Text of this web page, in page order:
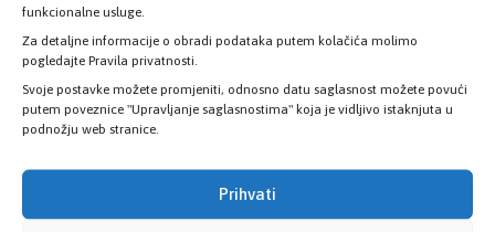
funkcionalne usluge.
Za detaljne informacije o obradi podataka putem kolačića molimo
pogledajte Pravila privatnosti.
Svoje postavke možete promjeniti, odnosno datu saglasnost možete povući
putem poveznice "Upravljanje saglasnostima" koja je vidljivo istaknjuta u
podnožju web stranice.
Prihvati
Provjerite status vaše elektronske
zdravstvene kartice
PROVJERITE STATUS